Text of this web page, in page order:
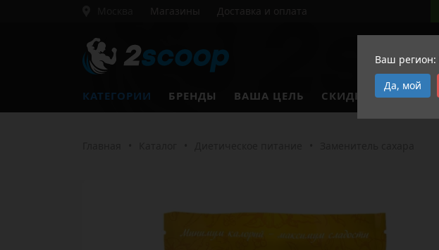
Ваш регион:
Да, мой
Магазины Доставка и оплата
КАТЕГОРИИ БРЕНДЫ ВАША ЦЕЛЬ СКИДКИ АКЦИИ